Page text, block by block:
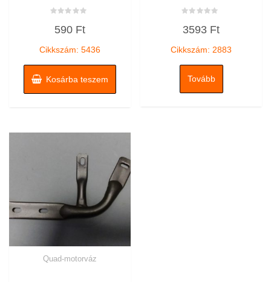
590 Ft
Cikkszám: 5436
Kosárba teszem
0
3593 Ft
Cikkszám: 2883
Tovább
Quad-motorváz